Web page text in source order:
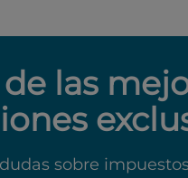
las
sobre